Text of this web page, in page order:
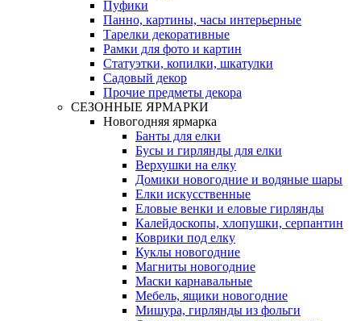
Пуфики
Панно, картины, часы интерьерные
Тарелки декоративные
Рамки для фото и картин
Статуэтки, копилки, шкатулки
Садовый декор
Прочие предметы декора
СЕЗОННЫЕ ЯРМАРКИ
Новогодняя ярмарка
Банты для елки
Бусы и гирлянды для елки
Верхушки на елку
Домики новогодние и водяные шары
Елки искусственные
Еловые венки и еловые гирлянды
Калейдоскопы, хлопушки, серпантин
Коврики под елку
Куклы новогодние
Магниты новогодние
Маски карнавальные
Мебель, ящики новогодние
Мишура, гирлянды из фольги